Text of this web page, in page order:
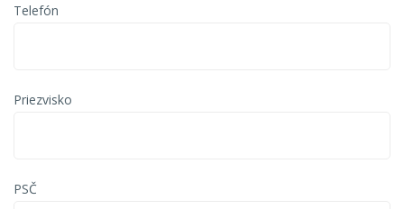
Telefón
Priezvisko
PSČ